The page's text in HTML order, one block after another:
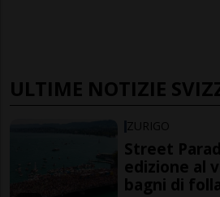
ULTIME NOTIZIE
ZURIGO
Street
edizione al
bagni di